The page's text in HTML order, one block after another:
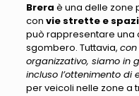
Brera è una delle zone
con vie strette e
può rappresentare una
sgombero. Tuttavia,
organizzativo, siamo in
incluso l’ottenimento di
per veicoli nelle zone a